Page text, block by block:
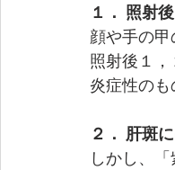
１． 照射
顔や手の
照射後１
炎症性の
２． 肝斑
しかし、